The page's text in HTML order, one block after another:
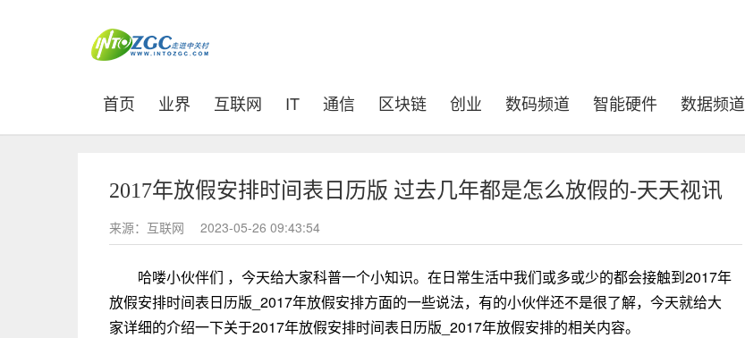
首页 (current)
业界 互联网 IT 通信 区块链 创业 数码频道 智能硬件 数据频道
2017年放假安排时间表日历版 过去几年都是怎么放假的-天天视讯
来源：互联网 2023-05-26 09:43:54
哈喽小伙伴们 ，今天给大家科普一个小知识。在日常生活中我们或多或少的都会接触到2017年
放假安排时间表日历版_2017年放假安排方面的一些说法，有的小伙伴还不是很了解，今天就给大
家详细的介绍一下关于2017年放假安排时间表日历版_2017年放假安排的相关内容。